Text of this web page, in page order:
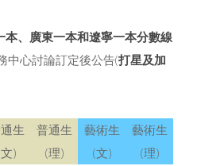
、廣東一本和遼寧一本分數線
中心討論訂定後公告(打星及加
生
)
普通生
(理)
藝術生
(文)
藝術生
(理)